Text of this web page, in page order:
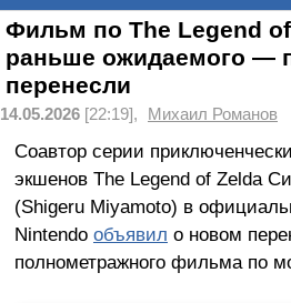
Фильм по The Legend
раньше ожидаемого —
перенесли
14.05.2026 [22:19], Михаил Романов
Соавтор серии
экшенов The Legend of Zelda
(Shigeru Miyamoto) в
Nintendo объявил о новом
полнометражного фильма по